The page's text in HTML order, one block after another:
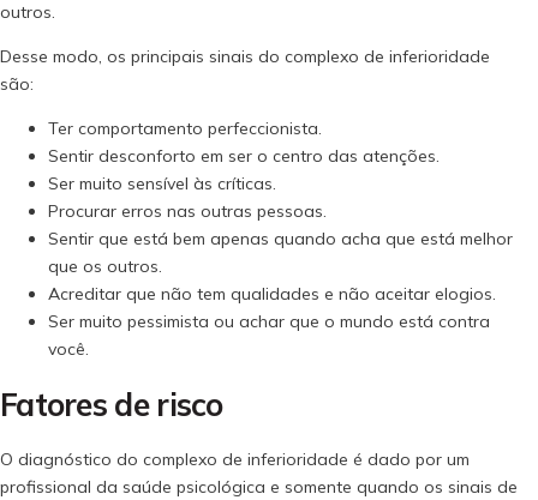
outros.
Desse modo, os principais sinais do complexo de inferioridade
são:
Ter comportamento perfeccionista.
Sentir desconforto em ser o centro das atenções.
Ser muito sensível às críticas.
Procurar erros nas outras pessoas.
Sentir que está bem apenas quando acha que está melhor
que os outros.
Acreditar que não tem qualidades e não aceitar elogios.
Ser muito pessimista ou achar que o mundo está contra
você.
Fatores de risco
O diagnóstico do complexo de inferioridade é dado por um
profissional da saúde psicológica e somente quando os sinais de